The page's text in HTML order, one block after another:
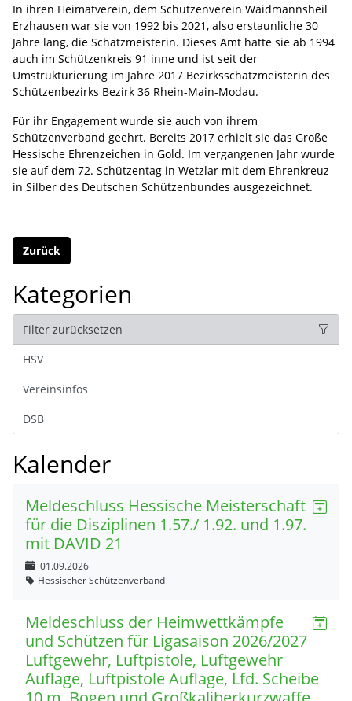
In ihren Heimatverein, dem Schützenverein Waidmannsheil
Erzhausen war sie von 1992 bis 2021, also erstaunliche 30
Jahre lang, die Schatzmeisterin. Dieses Amt hatte sie ab 1994
auch im Schützenkreis 91 inne und ist seit der
Umstrukturierung im Jahre 2017 Bezirksschatzmeisterin des
Schützenbezirks Bezirk 36 Rhein-Main-Modau.
Für ihr Engagement wurde sie auch von ihrem
Schützenverband geehrt. Bereits 2017 erhielt sie das Große
Hessische Ehrenzeichen in Gold. Im vergangenen Jahr wurde
sie auf dem 72. Schützentag in Wetzlar mit dem Ehrenkreuz
in Silber des Deutschen Schützenbundes ausgezeichnet.
Zurück
Kategorien
Filter zurücksetzen
HSV
Vereinsinfos
DSB
Kalender
Meldeschluss Hessische Meisterschaft
für die Disziplinen 1.57./ 1.92. und 1.97.
mit DAVID 21
01.09.2026
Hessischer Schützenverband
Meldeschluss der Heimwettkämpfe
und Schützen für Ligasaison 2026/2027
Luftgewehr, Luftpistole, Luftgewehr
Auflage, Luftpistole Auflage, Lfd. Scheibe